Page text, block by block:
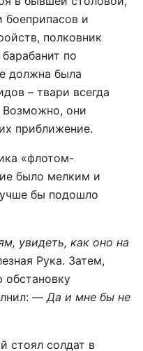
боеприпасов и
полковник
по
должна была
– твари всегда
они
приближение.
«флотом-
было мелким и
бы подошло
увидеть, как оно на
Рука. Затем,
обстановку
—Да и мне бы не
стоял солдат в